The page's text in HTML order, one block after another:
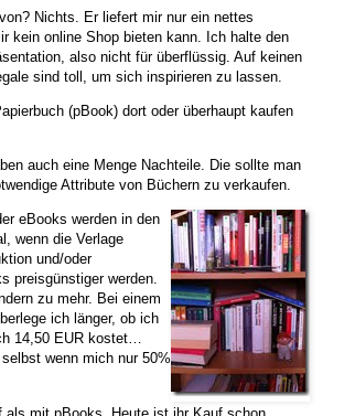
Nichts. Er liefert mir nur ein nettes
kein online Shop bieten kann. Ich halte den
also nicht für überflüssig. Auf keinen
sind toll, um sich inspirieren zu lassen.
(pBook) dort oder überhaupt kaufen
auch eine Menge Nachteile. Die sollte man
Attribute von Büchern zu verkaufen.
eBooks werden in den
wenn die Verlage
und/oder
preisgünstiger werden.
zu mehr. Bei einem
ich länger, ob ich
14,50 EUR kostet…
wenn mich nur 50%
mit pBooks. Heute ist ihr Kauf schon